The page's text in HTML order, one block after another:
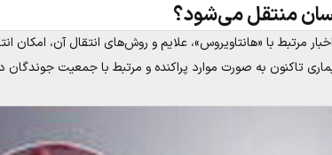
منتقل می‌شود؟
مرتبط با «هانتاویروس»، علایم و روش‌های انتقال آن، امکان
تاکنون به صورت موارد پراکنده و مرتبط با جمعیت جوندگان